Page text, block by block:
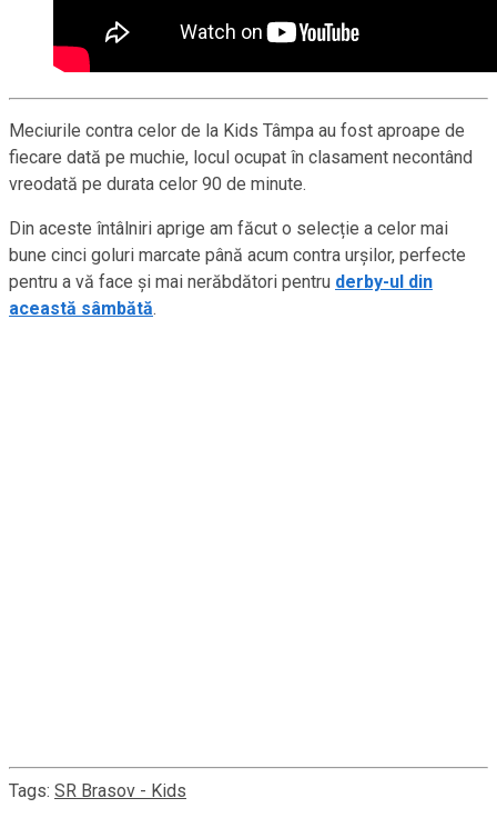
Meciurile contra celor de la Kids Tâmpa au fost aproape de
fiecare dată pe muchie, locul ocupat în clasament necontând
vreodată pe durata celor 90 de minute.
Din aceste întâlniri aprige am făcut o selecție a celor mai
bune cinci goluri marcate până acum contra urșilor, perfecte
pentru a vă face și mai nerăbdători pentru derby-ul din
această sâmbătă.
Tags: SR Brasov - Kids